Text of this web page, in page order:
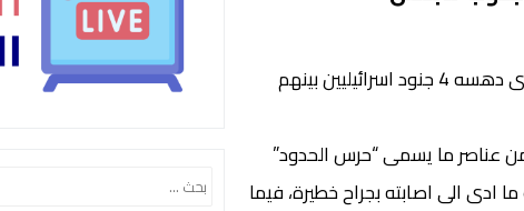
اصيب فلسطيني بنيران الجيش الاسرائيلي على حاجز زعترا جنوب مدينة نابلس، بدعوى دهسه 4 جنود اسرائيليين بينهم
هذه المواقع أن شابا فلسطينيا كان يستقل سيارة اقدم على دهس 4 من عناصر ما يسمى “حرس الحدود”
ادى الى اصابته بجراح خطيرة، فيما